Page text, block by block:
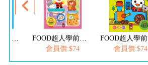
會員價:$74
會員價:$74